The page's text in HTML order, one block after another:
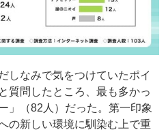
しなみで気をつけていたポイ
質問したところ、最も多かっ
」（82人）だった。第一印象
の新しい環境に馴染む上で重